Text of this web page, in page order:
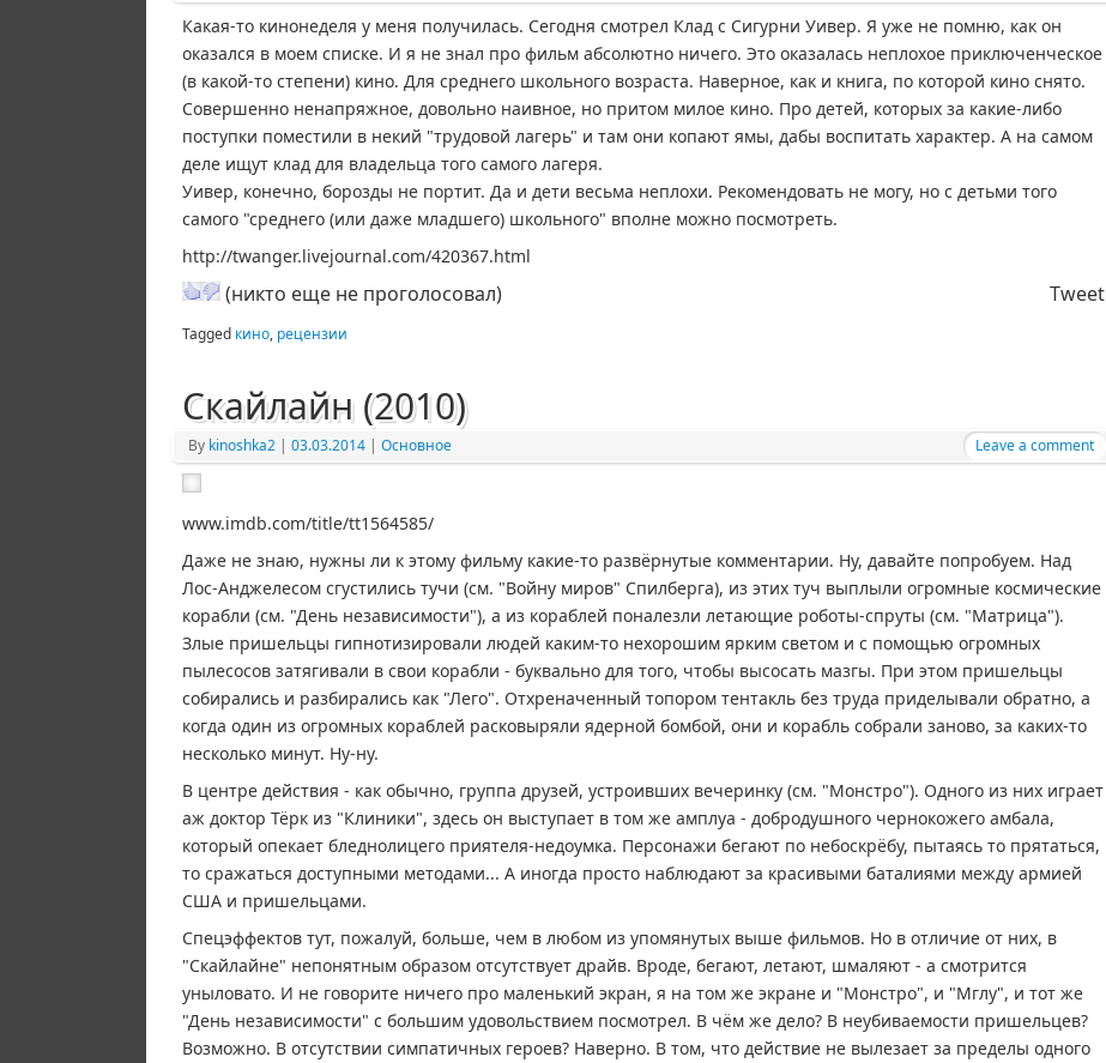
Какая-то кинонеделя у меня получилась. Сегодня смотрел Клад с Сигурни Уивер. Я уже не помню, как он
оказался в моем списке. И я не знал про фильм абсолютно ничего. Это оказалась неплохое приключенческое
(в какой-то степени) кино. Для среднего школьного возраста. Наверное, как и книга, по которой кино снято.
Совершенно ненапряжное, довольно наивное, но притом милое кино. Про детей, которых за какие-либо
поступки поместили в некий "трудовой лагерь" и там они копают ямы, дабы воспитать характер. А на самом
деле ищут клад для владельца того самого лагеря.
Уивер, конечно, борозды не портит. Да и дети весьма неплохи. Рекомендовать не могу, но с детьми того
самого "среднего (или даже младшего) школьного" вполне можно посмотреть.
http://twanger.livejournal.com/420367.html
Tweet
(никто еще не проголосовал)
Tagged кино, рецензии
Скайлайн (2010)
By kinoshka2 | 03.03.2014 | Основное Leave a comment
www.imdb.com/title/tt1564585/
Даже не знаю, нужны ли к этому фильму какие-то развёрнутые комментарии. Ну, давайте попробуем. Над
Лос-Анджелесом сгустились тучи (см. "Войну миров" Спилберга), из этих туч выплыли огромные космические
корабли (см. "День независимости"), а из кораблей поналезли летающие роботы-спруты (см. "Матрица").
Злые пришельцы гипнотизировали людей каким-то нехорошим ярким светом и с помощью огромных
пылесосов затягивали в свои корабли - буквально для того, чтобы высосать мазгы. При этом пришельцы
собирались и разбирались как "Лего". Отхреначенный топором тентакль без труда приделывали обратно, а
когда один из огромных кораблей расковыряли ядерной бомбой, они и корабль собрали заново, за каких-то
несколько минут. Ну-ну.
В центре действия - как обычно, группа друзей, устроивших вечеринку (см. "Монстро"). Одного из них играет
аж доктор Тёрк из "Клиники", здесь он выступает в том же амплуа - добродушного чернокожего амбала,
который опекает бледнолицего приятеля-недоумка. Персонажи бегают по небоскрёбу, пытаясь то прятаться,
то сражаться доступными методами... А иногда просто наблюдают за красивыми баталиями между армией
США и пришельцами.
Спецэффектов тут, пожалуй, больше, чем в любом из упомянутых выше фильмов. Но в отличие от них, в
"Скайлайне" непонятным образом отсутствует драйв. Вроде, бегают, летают, шмаляют - а смотрится
уныловато. И не говорите ничего про маленький экран, я на том же экране и "Монстро", и "Мглу", и тот же
"День независимости" с большим удовольствием посмотрел. В чём же дело? В неубиваемости пришельцев?
Возможно. В отсутствии симпатичных героев? Наверно. В том, что действие не вылезает за пределы одного